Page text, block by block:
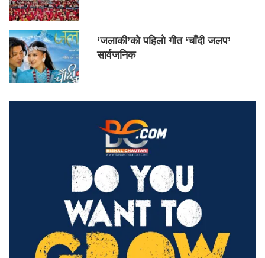
‘जलाकी’को पहिलो गीत ‘चाँदी जलप’
सार्वजनिक